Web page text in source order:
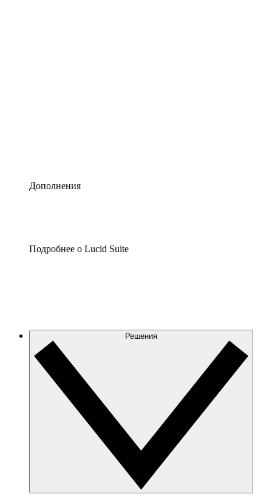
Дополнения
Подробнее о Lucid Suite
Решения